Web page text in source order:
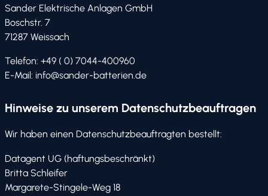
Sander Elektrische Anlagen GmbH
Boschstr. 7
71287 Weissach
Telefon: +49 ( 0) 7044-400960
E-Mail: info@sander-batterien.de
Hinweise zu unserem Datenschutzbeauftragen
Wir haben einen Datenschutzbeauftragten bestellt:
Datagent UG (haftungsbeschränkt)
Britta Schleifer
Margarete-Stingele-Weg 18